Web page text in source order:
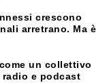
crescono
arretrano. Ma è
un collettivo
e podcast